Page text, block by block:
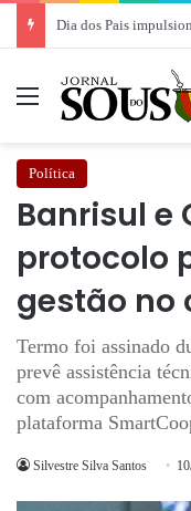
Menu
Política
Banrisul e
protocolo
gestão no
Termo foi assinado
prevê assistência
com
plataforma
Silvestre Silva Santos